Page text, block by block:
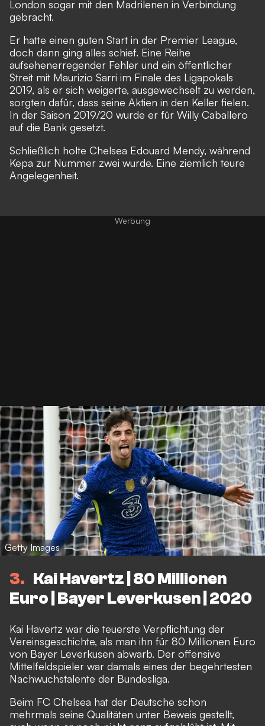
London sogar mit den Madrilenen in Verbindung
gebracht.
Er hatte einen guten Start in der Premier League,
doch dann ging alles schief. Eine Reihe
aufsehenerregender Fehler und ein öffentlicher
Streit mit Maurizio Sarri im Finale des Ligapokals
2019, als er sich weigerte, ausgewechselt zu werden,
sorgten dafür, dass seine Aktien in den Keller fielen.
In der Saison 2019/20 wurde er für Willy Caballero
auf die Bank gesetzt.
Schließlich holte Chelsea Edouard Mendy, während
Kepa zur Nummer zwei wurde. Eine ziemlich teure
Angelegenheit.
Getty Images
3
Kai Havertz | 80 Millionen
Euro | Bayer Leverkusen | 2020
Kai Havertz war die teuerste Verpflichtung der
Vereinsgeschichte, als man ihn für 80 Millionen Euro
von Bayer Leverkusen abwarb. Der offensive
Mittelfeldspieler war damals eines der begehrtesten
Nachwuchstalente der Bundesliga.
Beim FC Chelsea hat der Deutsche schon
mehrmals seine Qualitäten unter Beweis gestellt,